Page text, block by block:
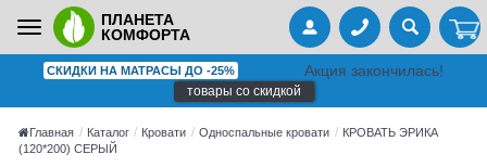
Toggle
navigation
ПЛАНЕТА
КОМФОРТА
СКИДКИ НА МАТРАСЫ ДО -25% Акция закончилась!
товары со скидкой
Главная Каталог Кровати Односпальные кровати
КРОВАТЬ ЭРИКА
(120*200) СЕРЫЙ